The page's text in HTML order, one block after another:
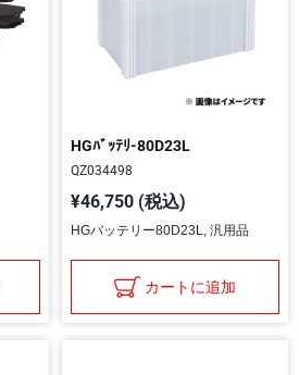
HGﾊﾞｯﾃﾘ-80D23L
QZ034498
¥46,750 (税込)
HGバッテリー80D23L, 汎用品
カートに追加